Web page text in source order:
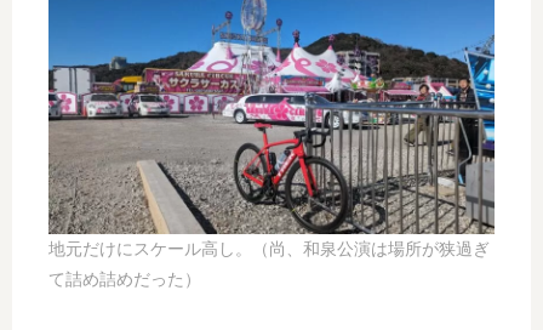
地元だけにスケール高し。（尚、和泉公演は場所が狭過ぎ
て詰め詰めだった）